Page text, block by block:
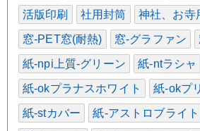
活版印刷 社用封筒 神社、お寺
窓-PET窓(耐熱) 窓-グラファン
紙-npi上質-グリーン 紙-ntラシャ
紙-okプラナスホワイト 紙-okプ
紙-stカバー 紙-アストロブライト